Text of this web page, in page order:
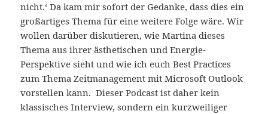
nicht.‘ Da kam mir sofort der Gedanke, dass dies ein
großartiges Thema für eine weitere Folge wäre. Wir
wollen darüber diskutieren, wie Martina dieses
Thema aus ihrer ästhetischen und Energie-
Perspektive sieht und wie ich euch Best Practices
zum Thema Zeitmanagement mit Microsoft Outlook
vorstellen kann. Dieser Podcast ist daher kein
klassisches Interview, sondern ein kurzweiliger